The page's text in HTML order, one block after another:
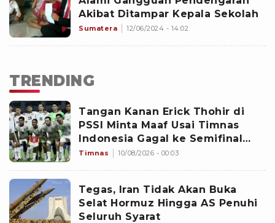
Akibat Ditampar Kepala Sekolah
Sumatera 12/06/2024 - 14:02
TRENDING
Tangan Kanan Erick Thohir di
PSSI Minta Maaf Usai Timnas
Indonesia Gagal ke Semifinal
Piala AFF 2026: Jangan Hujat
Timnas 10/08/2026 - 00:03
Tegas, Iran Tidak Akan Buka
Selat Hormuz Hingga AS Penuhi
Seluruh Syarat